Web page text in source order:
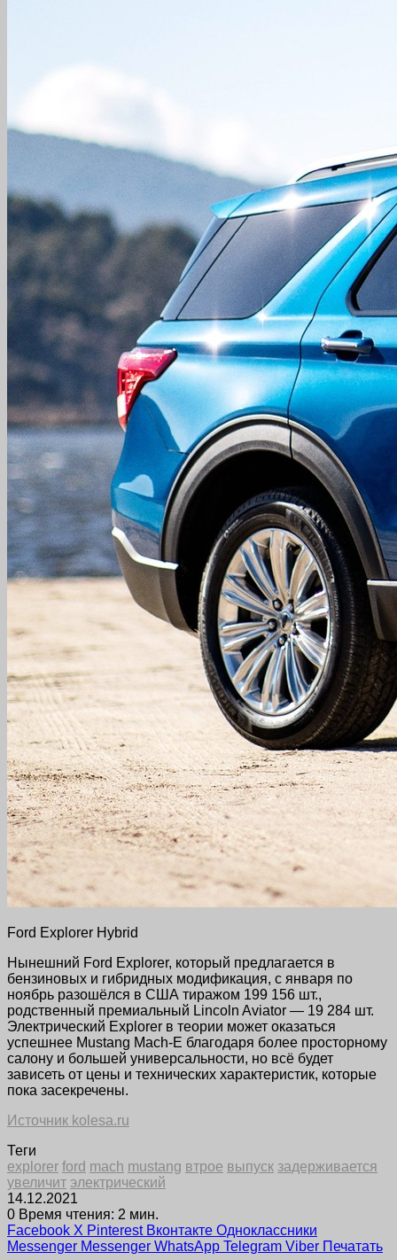
Ford Explorer Hybrid
Нынешний Ford Explorer, который предлагается в
бензиновых и гибридных модификация, с января по
ноябрь разошёлся в США тиражом 199 156 шт.,
родственный премиальный Lincoln Aviator — 19 284 шт.
Электрический Explorer в теории может оказаться
успешнее Mustang Mach-E благодаря более просторному
салону и большей универсальности, но всё будет
зависеть от цены и технических характеристик, которые
пока засекречены.
Источник kolesa.ru
Теги
explorer ford mach mustang втрое выпуск задерживается
увеличит электрический
14.12.2021
0 Время чтения: 2 мин.
Facebook X Pinterest Вконтакте Одноклассники
Messenger Messenger WhatsApp Telegram Viber Печатать